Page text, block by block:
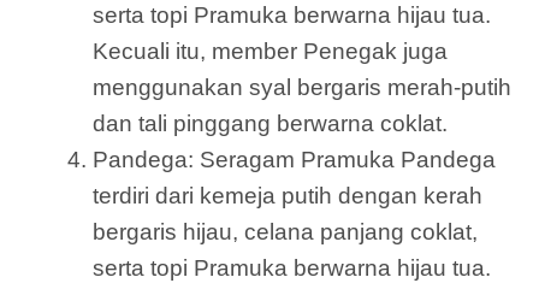
serta topi Pramuka berwarna hijau tua.
Kecuali itu, member Penegak juga
menggunakan syal bergaris merah-putih
dan tali pinggang berwarna coklat.
Pandega: Seragam Pramuka Pandega
terdiri dari kemeja putih dengan kerah
bergaris hijau, celana panjang coklat,
serta topi Pramuka berwarna hijau tua.